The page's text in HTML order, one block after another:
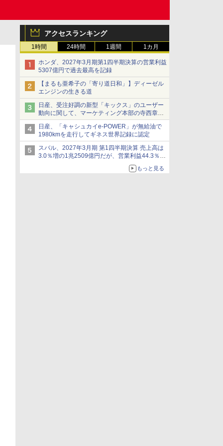
アクセスランキング
1時間 24時間 1週間 1カ月
ホンダ、2027年3月期第1四半期決算の営業利益
5307億円で過去最高を記録
【まるも亜希子の「寄り道日和」】ディーゼル
エンジンの生きる道
日産、受注好調の新型「キックス」のユーザー
動向に関して、マーケティング本部の寺西章氏
が解説
日産、「キャシュカイe-POWER」が無給油で
1980kmを走行してギネス世界記録に認定
スバル、2027年3月期 第1四半期決算 売上高は
3.0％増の1兆2509億円だが、営業利益44.3％減
の426億円、当期利益10.3％減の492億円で増収
もっと見る